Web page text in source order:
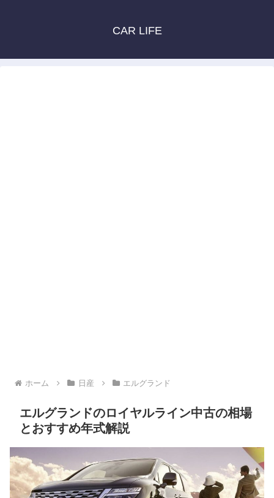
CAR LIFE
ホーム 日産 エルグランド
エルグランドのロイヤルライン中古の相場
とおすすめ年式解説